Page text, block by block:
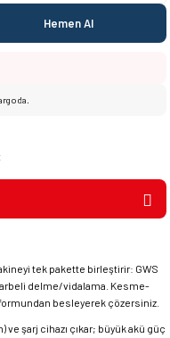
Hemen Al
tek pakette birleştirir: GWS
delme/vidalama. Kesme-
besleyerek çözersiniz.
ve şarj cihazı çıkar; büyük akü güç